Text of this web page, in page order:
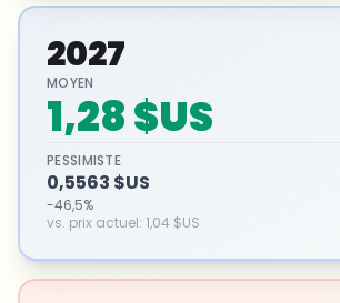
2027
MOYEN
1,28 $US
PESSIMISTE
0,5563 $US
-46,5%
vs. prix actuel: 1,04 $US